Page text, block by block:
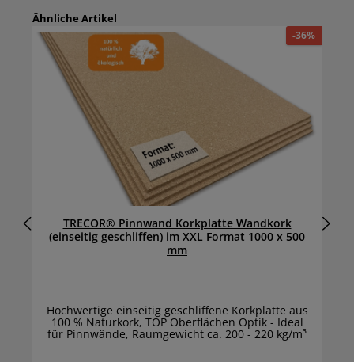
Ähnliche Artikel
-36%
TRECOR® Pinnwand Korkplatte Wandkork
(einseitig geschliffen) im XXL Format 1000 x 500
mm
Hochwertige einseitig geschliffene Korkplatte aus
100 % Naturkork, TOP Oberflächen Optik - Ideal
für Pinnwände, Raumgewicht ca. 200 - 220 kg/m³